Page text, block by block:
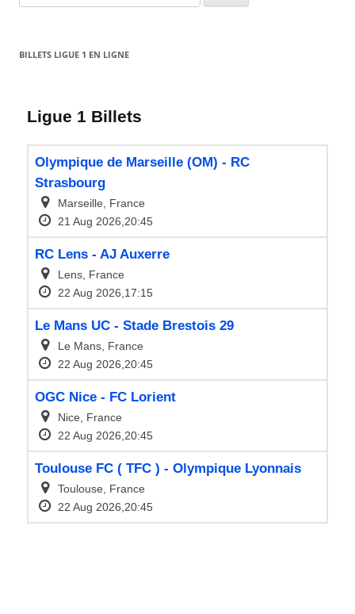
for:
BILLETS LIGUE 1 EN LIGNE